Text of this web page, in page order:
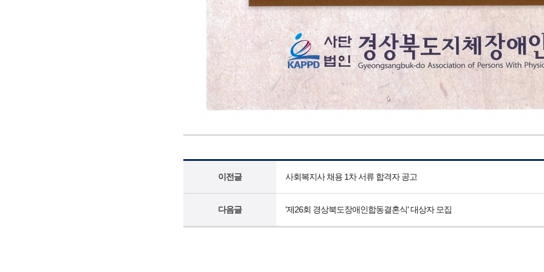
이전글 사회복지사 채용 1차 서류 합격자 공고
다음글 '제26회 경상북도장애인합동결혼식' 대상자 모집